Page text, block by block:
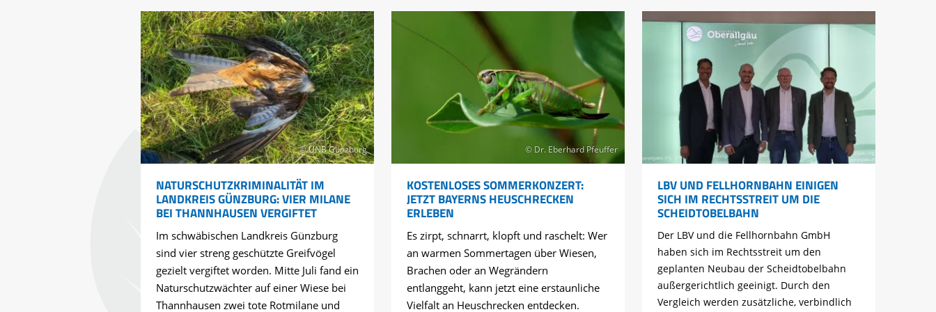
© UNB Günzburg
NATURSCHUTZKRIMINALITÄT IM
LANDKREIS GÜNZBURG: VIER MILANE
BEI THANNHAUSEN VERGIFTET
Im schwäbischen Landkreis Günzburg
sind vier streng geschützte Greifvögel
gezielt vergiftet worden. Mitte Juli fand ein
Naturschutzwächter auf einer Wiese bei
Thannhausen zwei tote Rotmilane und
© Dr. Eberhard Pfeuffer
KOSTENLOSES SOMMERKONZERT:
JETZT BAYERNS HEUSCHRECKEN
ERLEBEN
Es zirpt, schnarrt, klopft und raschelt: Wer
an warmen Sommertagen über Wiesen,
Brachen oder an Wegrändern
entlanggeht, kann jetzt eine erstaunliche
Vielfalt an Heuschrecken entdecken.
LBV UND FELLHORNBAHN EINIGEN
SICH IM RECHTSSTREIT UM DIE
SCHEIDTOBELBAHN
Der LBV und die Fellhornbahn GmbH
haben sich im Rechtsstreit um den
geplanten Neubau der Scheidtobelbahn
außergerichtlich geeinigt. Durch den
Vergleich werden zusätzliche, verbindlich